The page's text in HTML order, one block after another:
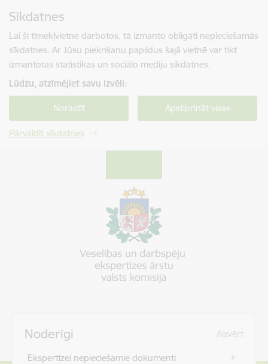
Sīkdatnes
Lai šī tīmekļvietne darbotos, tā izmanto obligāti nepieciešamās
sīkdatnes. Ar Jūsu piekrišanu papildus šajā vietnē var tikt
izmantotas statistikas un sociālo mediju sīkdatnes.
Lūdzu, atzīmējiet savu izvēli:
Noraidīt Apstiprināt visas
Pārvaldīt sīkdatnes
Noderīgi Aizvērt
Ekspertīzei nepieciešamie dokumenti